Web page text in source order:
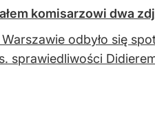
komisarzowi dwa
odbyło się
sprawiedliwości